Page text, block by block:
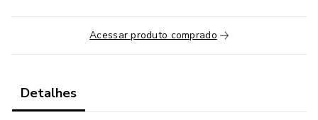
✔️ começar seu posicionamento profissional
Acessar produto comprado
Detalhes